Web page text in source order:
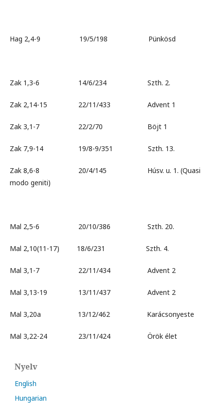
Hag 2,4-9 19/5/198 Pünkösd
Zak 1,3-6 14/6/234 Szth. 2.
Zak 2,14-15 22/11/433 Advent 1
Zak 3,1-7 22/2/70 Böjt 1
Zak 7,9-14 19/8-9/351 Szth. 13.
Zak 8,6-8 20/4/145 Húsv. u. 1. (Quasi
modo geniti)
Mal 2,5-6 20/10/386 Szth. 20.
Mal 2,10(11-17) 18/6/231 Szth. 4.
Mal 3,1-7 22/11/434 Advent 2
Mal 3,13-19 13/11/437 Advent 2
Mal 3,20a 13/12/462 Karácsonyeste
Mal 3,22-24 23/11/424 Örök élet
Nyelv
English
Hungarian